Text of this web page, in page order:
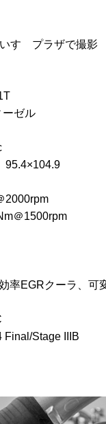
すゞプラザで撮影
ーゼル
95.4×104.9
2000rpm
＠1500rpm
率EGRクーラ、可
Final/Stage IIIB